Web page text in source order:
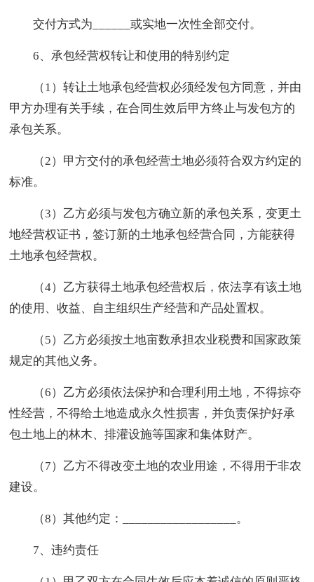
交付方式为______或实地一次性全部交付。
6、承包经营权转让和使用的特别约定
（1）转让土地承包经营权必须经发包方同意，并由
甲方办理有关手续，在合同生效后甲方终止与发包方的
承包关系。
（2）甲方交付的承包经营土地必须符合双方约定的
标准。
（3）乙方必须与发包方确立新的承包关系，变更土
地经营权证书，签订新的土地承包经营合同，方能获得
土地承包经营权。
（4）乙方获得土地承包经营权后，依法享有该土地
的使用、收益、自主组织生产经营和产品处置权。
（5）乙方必须按土地亩数承担农业税费和国家政策
规定的其他义务。
（6）乙方必须依法保护和合理利用土地，不得掠夺
性经营，不得给土地造成永久性损害，并负责保护好承
包土地上的林木、排灌设施等国家和集体财产。
（7）乙方不得改变土地的农业用途，不得用于非农
建设。
（8）其他约定：__________________。
7、违约责任